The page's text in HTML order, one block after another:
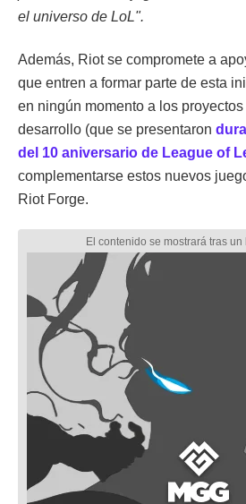
el universo de LoL".
Además, Riot se compromete a
que entren a formar parte de esta
en ningún momento a los
desarrollo (que se presentaron
del 10 aniversario de League of
complementarse estos nuevos
Riot Forge.